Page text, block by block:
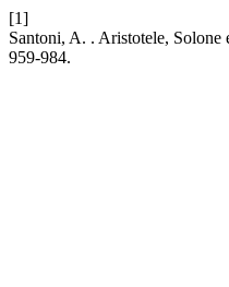
[1]
Santoni, A. . Aristotele, Solone
959-984.